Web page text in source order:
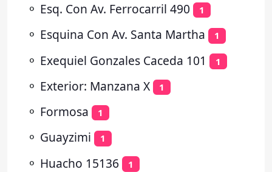
⚬ Esq. Con Av. Ferrocarril 490 1
⚬ Esquina Con Av. Santa Martha 1
⚬ Exequiel Gonzales Caceda 101 1
⚬ Exterior: Manzana X 1
⚬ Formosa 1
⚬ Guayzimi 1
⚬ Huacho 15136 1